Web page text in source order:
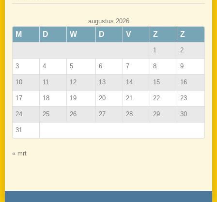
augustus 2026
M D W D V Z Z
1 2
3 4 5 6 7 8 9
10 11 12 13 14 15 16
17 18 19 20 21 22 23
24 25 26 27 28 29 30
31
« mrt